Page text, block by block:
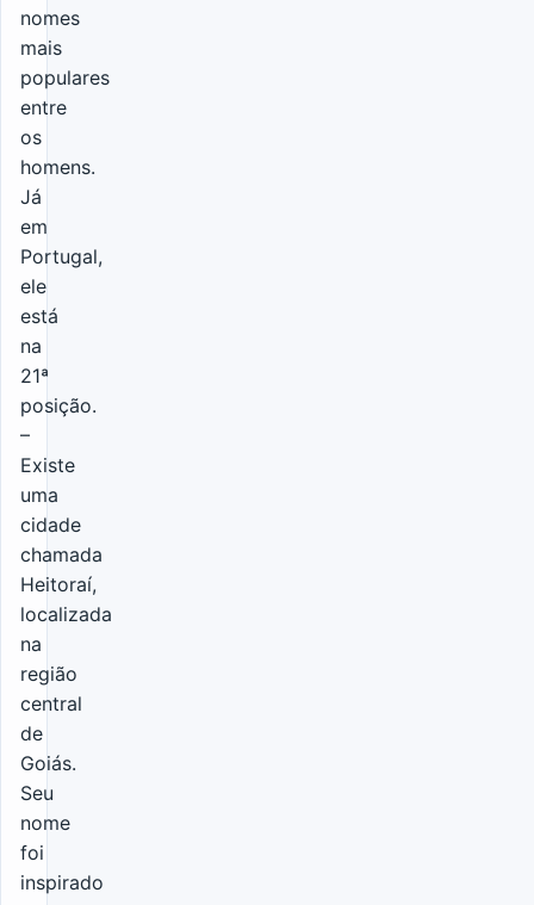
nomes
mais
populares
entre
os
homens.
Já
em
Portugal,
ele
está
na
21ª
posição.
–
Existe
uma
cidade
chamada
Heitoraí,
localizada
na
região
central
de
Goiás.
Seu
nome
foi
inspirado